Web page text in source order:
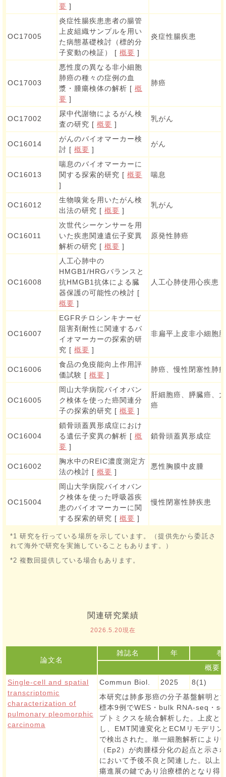
要 ]
OC17005
炎症性腸疾患患者の腸管
上皮組織サンプルを用い
た病態基礎検討（標的分
子変動の検証） [ 概要 ]
炎症性腸疾患
OC17003
悪性度の異なる非小細胞
肺癌の種々の症例の血
漿・腫瘍検体の解析 [ 概
要 ]
肺癌
OC17002
尿中代謝物によるがん検
査の研究 [ 概要 ]
乳がん
OC16014
がんのバイオマーカー検
討 [ 概要 ]
がん
OC16013
喘息のバイオマーカーに
関する探索的研究 [ 概要
]
喘息
OC16012
生物嗅覚を用いたがん検
出法の研究 [ 概要 ]
乳がん
OC16011
次世代シーケンサーを用
いた疾患関連遺伝子変異
解析の研究 [ 概要 ]
原発性肺癌
OC16008
人工心肺中の
HMGB1/HRGバランスと
抗HMGB1抗体による臓
器保護の可能性の検討 [
概要 ]
人工心肺使用心疾患
OC16007
EGFRチロシンキナーゼ
阻害剤耐性に関連するバ
イオマーカーの探索的研
究 [ 概要 ]
非扁平上皮非小細胞
OC16006
食品の免疫能向上作用評
価試験 [ 概要 ]
肺癌、慢性閉塞性肺
OC16005
岡山大学病院バイオバン
ク検体を使った癌関連分
子の探索的研究 [ 概要 ]
肝細胞癌、膵臓癌、
癌
OC16004
鎖骨頭蓋異形成症におけ
る遺伝子変異の解析 [ 概
要 ]
鎖骨頭蓋異形成症
OC16002
胸水中のREIC濃度測定方
法の検討 [ 概要 ]
悪性胸膜中皮腫
OC15004
岡山大学病院バイオバン
ク検体を使った呼吸器疾
患のバイオマーカーに関
する探索的研究 [ 概要 ]
慢性閉塞性肺疾患
*1 研究を行っている場所を示しています。（提供先から委託さ
れて海外で研究を実施していることもあります。）
*2 複数回提供している場合もあります。
関連研究業績
2026.5.20現在
論文名
雑誌名 年
巻
概要
Single-cell and spatial
transcriptomic
characterization of
pulmonary pleomorphic
carcinoma
Commun Biol. 2025
8(1)
本研究は肺多形癌の分子基盤解明と
標本9例でWES・bulk RNA-seq・
プトミクスを統合解析した。上皮と
し、EMT関連変化とECMリモデリ
で検出された。単一細胞解析により
（Ep2）が肉腫様分化の起点と示さ
において予後不良と関連した。以上
瘍進展の鍵であり治療標的となり得